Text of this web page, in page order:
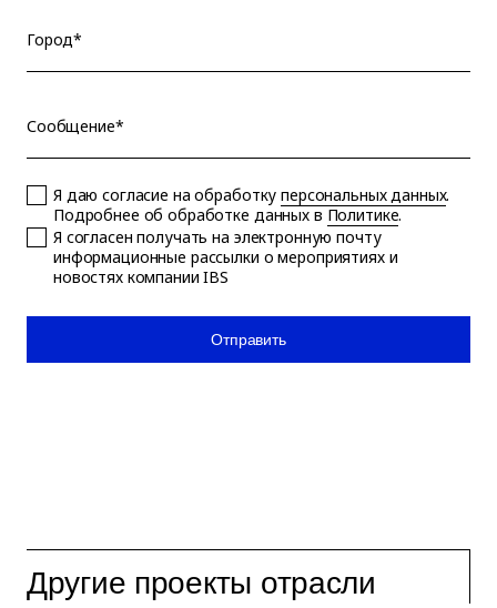
Город*
Сообщение*
Я даю согласие на обработкуперсональных данных.
Подробнее об обработке данных в Политике.
Я согласен получать на электронную почту
информационные рассылки о мероприятиях и
новостях компании IBS
Отправить
Другие проекты отрасли